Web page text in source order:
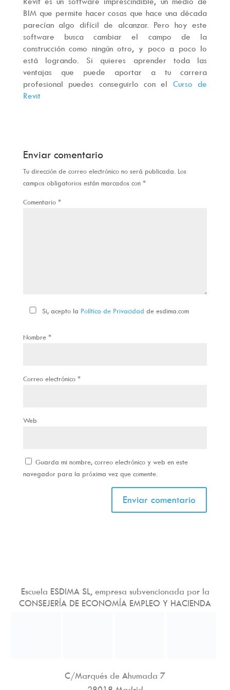
BIM que permite hacer cosas que hace una década
parecían algo difícil de alcanzar. Pero hoy este
software busca cambiar el campo de la
construcción como ningún otro, y poco a poco lo
está logrando. Si quieres aprender toda las
ventajas que puede aportar a tu carrera
profesional puedes conseguirlo con el Curso de
Revit
Enviar comentario
Tu dirección de correo electrónico no será publicada. Los
campos obligatorios están marcados con *
Comentario *
Si, acepto la Política de Privacidad de esdima.com
Nombre *
Correo electrónico *
Web
Guarda mi nombre, correo electrónico y web en este
navegador para la próxima vez que comente.
Escuela ESDIMA SL, empresa subvencionada por la
CONSEJERÍA DE ECONOMÍA EMPLEO Y HACIENDA
C/Marqués de Ahumada 7